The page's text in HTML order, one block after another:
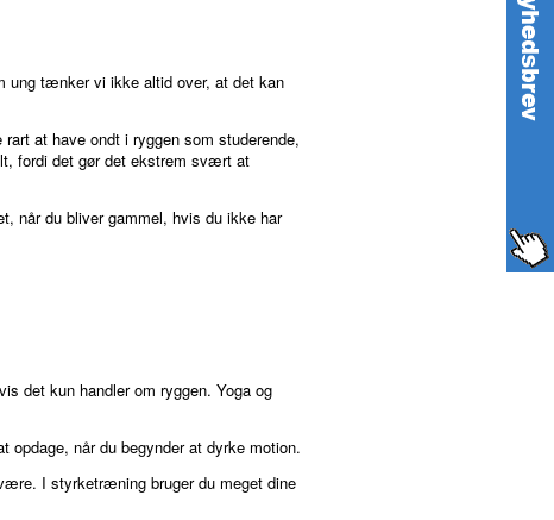
ung tænker vi ikke altid over, at det kan
at have ondt i ryggen som studerende,
fordi det gør det ekstrem svært at
når du bliver gammel, hvis du ikke har
det kun handler om ryggen. Yoga og
når du begynder at dyrke motion.
I styrketræning bruger du meget dine